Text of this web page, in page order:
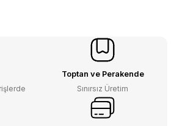
Toptan ve Perakende
Sınırsız Üretim